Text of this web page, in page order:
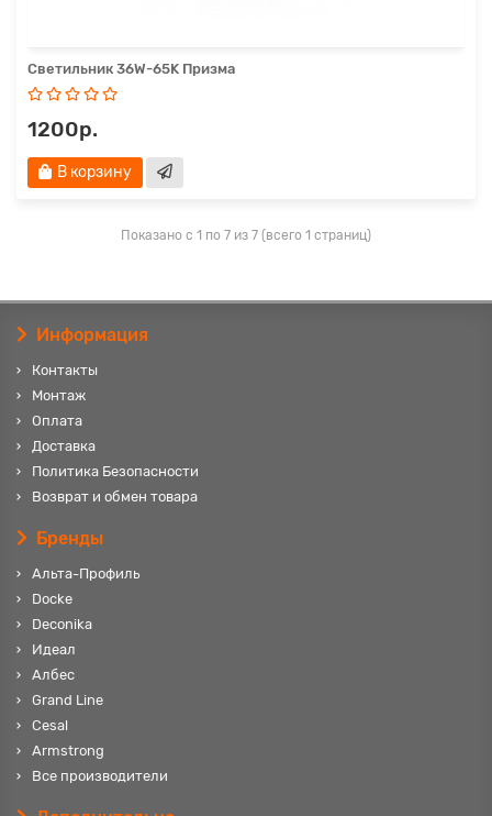
Светильник 36W-65K Призма
1200р.
В корзину
Показано с 1 по 7 из 7 (всего 1 страниц)
Информация
Контакты
Монтаж
Оплата
Доставка
Политика Безопасности
Возврат и обмен товара
Бренды
Альта-Профиль
Docke
Deconika
Идеал
Албес
Grand Line
Cesal
Armstrong
Все производители